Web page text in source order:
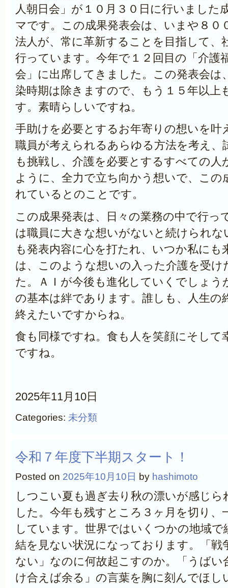
人朝日会」が１０月３０日に行いました
マです。この成果発表会は、いまや８０
法人が、常に革新することを目指して、
行っています。今年で１２回目の「介護
会」に出席してきました。この発表会は
染時期は除きますので、もう１５年以上
す。素晴らしいですね。
手助けを必要とするお年寄りの想いを叶
職員が考えられるあらゆる方法を考え、
も挑戦し、介護を必要とするすべての人
ように、全力で立ち向かう想いで、この
れているとのことです。
この成果発表は、日々の業務の中で行っ
は職員に大きな想いがないと続けられな
も発表内容に心を打たれ、いつか私にも
は、このような想いの入った介護を受け
た。ＡＩが今後も進化していくでしょう
の基本は絆であります。誰しも、人生の
終えたいですからね。
食も同様ですね。食も人を笑顔にそして
ですね。
2025年11月10日
Categories: 未分類
令和７年度下半期スタート！
Posted on 2025年10月10日 by hashimoto
しつこい夏も過ぎ去り秋の漂いが感じ
した。今年も残すところ３ヶ月を切り、
しています。世界ではいくつかの地域で
結を見ない状況になっております。「戦
ない」なのに何故起こすのか。「うばい
け合えば余る」の言葉を胸に刻んでほし